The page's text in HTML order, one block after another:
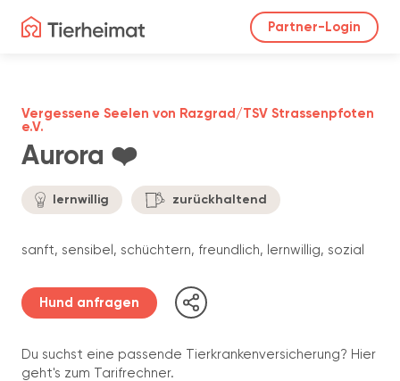
Partner-Login
Aurora ❤️
Vergessene Seelen von Razgrad/TSV Strassenpfoten
e.V.
lernwillig zurückhaltend
sanft, sensibel, schüchtern, freundlich, lernwillig, sozial
Hund anfragen
Du suchst eine passende Tierkrankenversicherung? Hier
geht's zum Tarifrechner.